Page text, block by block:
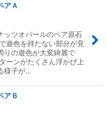
アＡ
ッツオパールのペア原石
遊色を持たない部分が見
りの遊色が大変綺麗で
ーンがたくさん浮かび上
様子が…
アＢ